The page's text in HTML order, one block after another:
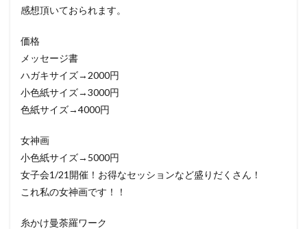
感想頂いておられます。
価格
メッセージ書
ハガキサイズ→2000円
小色紙サイズ→3000円
色紙サイズ→4000円
女神画
小色紙サイズ→5000円
女子会1/21開催！お得なセッションなど盛りだくさん！
これ私の女神画です！！
糸かけ曼荼羅ワーク